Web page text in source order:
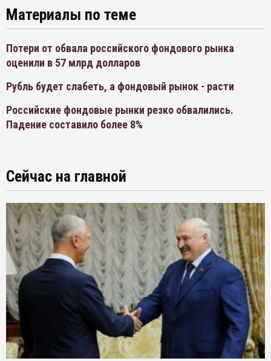
Материалы по теме
Потери от обвала российского фондового рынка
оценили в 57 млрд долларов
Рубль будет слабеть, а фондовый рынок - расти
Российские фондовые рынки резко обвалились.
Падение составило более 8%
Сейчас на главной